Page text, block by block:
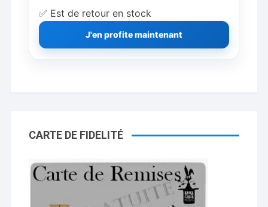
✅ Est de retour en stock
J'en profite maintenant
CARTE DE FIDELITÉ